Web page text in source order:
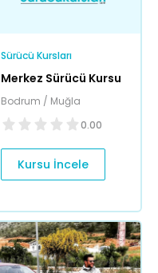
Sürücü Kursları
Merkez Sürücü Kursu
Bodrum / Muğla
0.00
Kursu İncele